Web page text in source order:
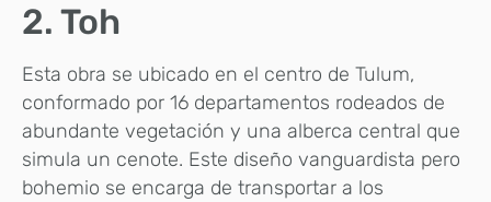
2. Toh
Esta obra se ubicado en el centro de Tulum,
conformado por 16 departamentos rodeados de
abundante vegetación y una alberca central que
simula un cenote. Este diseño vanguardista pero
bohemio se encarga de transportar a los